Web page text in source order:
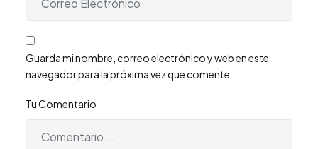
Guarda mi nombre, correo electrónico y web en este
navegador para la próxima vez que comente.
Tu Comentario